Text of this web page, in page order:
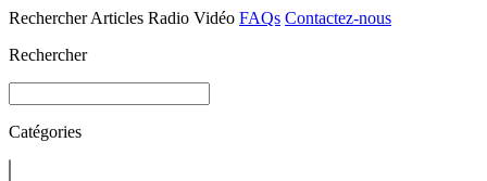
Rechercher Articles Radio Vidéo FAQs Contactez-nous
Rechercher
Catégories